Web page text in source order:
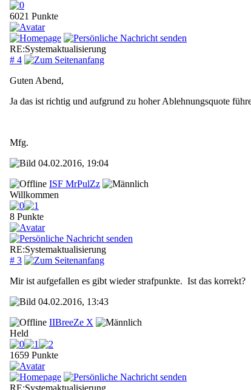
6021 Punkte
RE:Systemaktualisierung
# 4
Guten Abend,
Ja das ist richtig und aufgrund zu hoher Ablehnungsquote
Mfg.
04.02.2016, 19:04
ISF MrPulZz
Willkommen
8 Punkte
RE:Systemaktualisierung
# 3
Mir ist aufgefallen es gibt wieder strafpunkte. Ist das korrekt?
04.02.2016, 13:43
IIBreeZe X
Held
1659 Punkte
RE:Systemaktualisierung